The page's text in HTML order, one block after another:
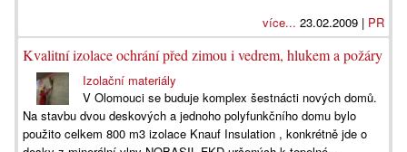
více... 23.02.2009 | PR
Kvalitní izolace ochrání před zimou i vedrem, hlukem a požáry
Izolační materiály
V Olomouci se buduje komplex šestnácti nových domů.
Na stavbu dvou deskových a jednoho polyfunkčního domu bylo
použito celkem 800 m3 izolace Knauf Insulation , konkrétně jde o